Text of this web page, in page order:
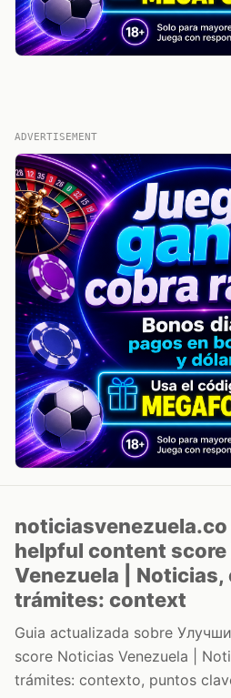
ADVERTISEMENT
noticiasvenezuela.co
helpful content score
Venezuela | Noticias,
trámites: context
Guia actualizada sobre
score Noticias Venezuela |
trámites: contexto, puntos